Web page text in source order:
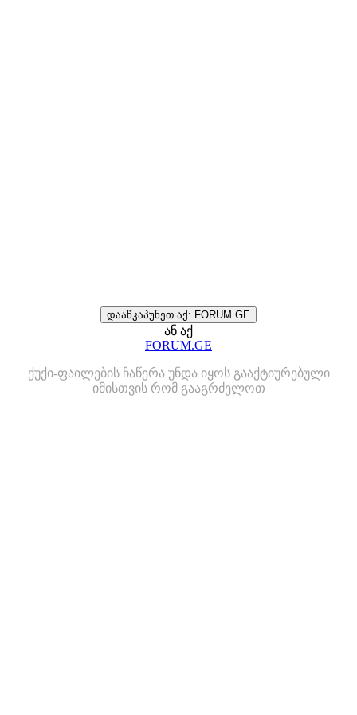
დააწკაპუნეთ აქ: FORUM.GE
ან აქ
FORUM.GE
ქუქი-ფაილების ჩაწერა უნდა იყოს გააქტიურებული
იმისთვის რომ გააგრძელოთ